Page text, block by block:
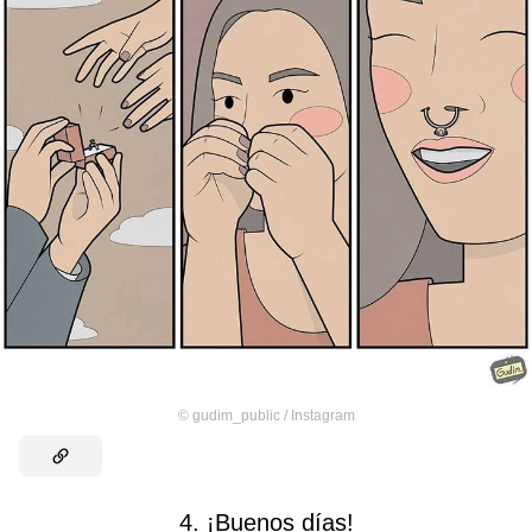
© gudim_public / Instagram
4. ¡Buenos días!